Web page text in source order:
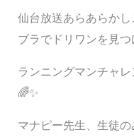
仙台放送あらあらか
ブラでドリワンを見
ランニングマンチャ
🌈✨
マナピー先生、生徒